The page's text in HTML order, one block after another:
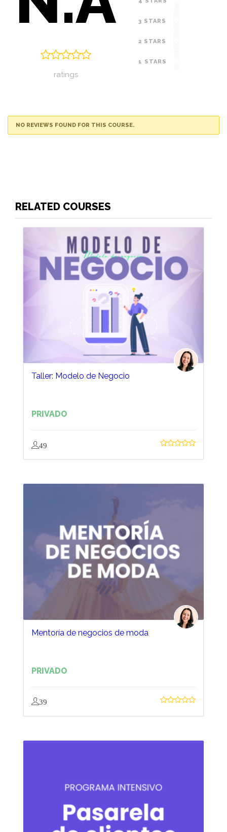
ratings
3 STARS
2 STARS
1 STARS
NO REVIEWS FOUND FOR THIS COURSE.
RELATED COURSES
Taller: Modelo de Negocio
PRIVADO
49
Mentoría de negocios de moda
PRIVADO
39